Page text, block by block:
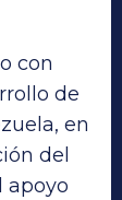
con
de
en
del
apoyo